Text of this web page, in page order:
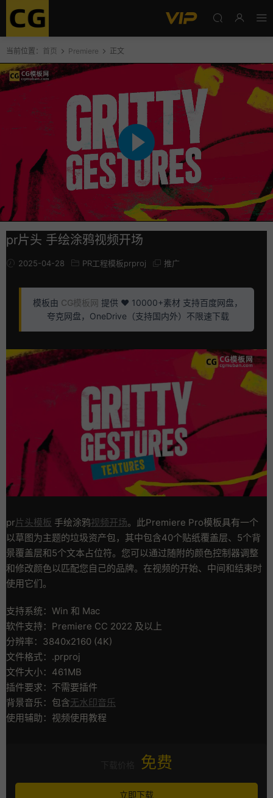
当前位置： 首页 Premiere 正文
pr片头 手绘涂鸦视频开场
2025-04-28 PR工程模板prproj 推广
模板由 CG模板网 提供 ❤️ 10000+素材 支持百度网盘，
夸克网盘，OneDrive（支持国内外）不限速下载
pr片头模板 手绘涂鸦视频开场。此Premiere Pro模板具有一个
以草图为主题的垃圾资产包，其中包含40个贴纸覆盖层、5个背
景覆盖层和5个文本占位符。您可以通过随附的颜色控制器调整
和修改颜色以匹配您自己的品牌。在视频的开始、中间和结束时
使用它们。
支持系统：Win 和 Mac
软件支持：Premiere CC 2022 及以上
分辨率：3840x2160 (4K)
文件格式：.prproj
文件大小：461MB
插件要求：不需要插件
背景音乐：包含无水印音乐
使用辅助：视频使用教程
免费
立即下载